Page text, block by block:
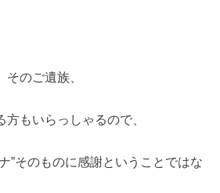
のご遺族、
もいらっしゃるので、
”そのものに感謝ということではな